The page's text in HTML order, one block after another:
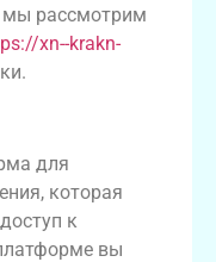
мы рассмотрим
xn--krakn-
для
которая
к
вы